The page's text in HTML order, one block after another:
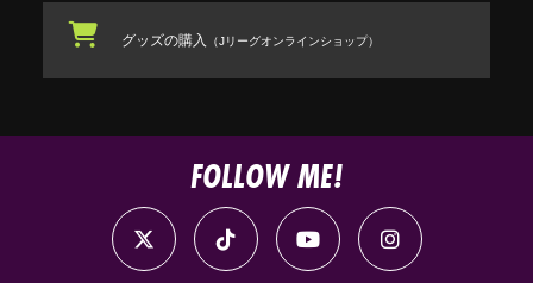
グッズの購入 （Jリーグオンラインショップ）
FOLLOW ME!